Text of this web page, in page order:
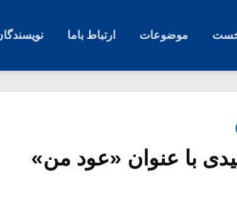
موضوعات ارتباط باما
با عنوان «عود من»